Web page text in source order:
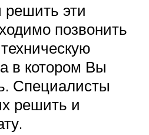
решить эти
позвонить
в котором Вы
Специалисты
решить и